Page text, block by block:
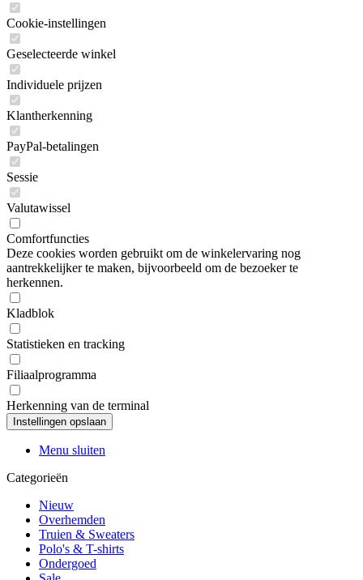
Cookie-instellingen
Geselecteerde winkel
Individuele prijzen
Klantherkenning
PayPal-betalingen
Sessie
Valutawissel
Comfortfuncties
Deze cookies worden gebruikt om de winkelervaring nog
aantrekkelijker te maken, bijvoorbeeld om de bezoeker te
herkennen.
Kladblok
Statistieken en tracking
Filiaalprogramma
Herkenning van de terminal
Menu sluiten
Categorieën
Nieuw
Overhemden
Truien & Sweaters
Polo's & T-shirts
Ondergoed